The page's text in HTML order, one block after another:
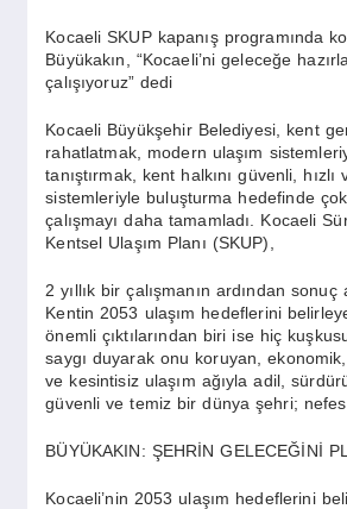
SPOR
YAŞAM
Kocaeli SKUP kapanış programında
Büyükakın, “Kocaeli’ni geleceğe
çalışıyoruz” dedi
Kocaeli Büyükşehir Belediyesi, kent
rahatlatmak, modern ulaşım
tanıştırmak, kent halkını güvenli,
sistemleriyle buluşturma hedefinde
çalışmayı daha tamamladı. Kocaeli
Kentsel Ulaşım Planı (SKUP),
2 yıllık bir çalışmanın ardından sonuç
Kentin 2053 ulaşım hedeflerini
önemli çıktılarından biri ise hiç
saygı duyarak onu koruyan, ekonomik,
ve kesintisiz ulaşım ağıyla adil,
güvenli ve temiz bir dünya şehri;
BÜYÜKAKIN: ŞEHRİN GELECEĞİNİ
Kocaeli’nin 2053 ulaşım hedeflerini